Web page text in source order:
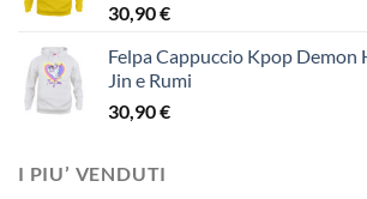
30,90€
Felpa Cappuccio Kpop Demon
Jin e Rumi
30,90€
I PIU’ VENDUTI